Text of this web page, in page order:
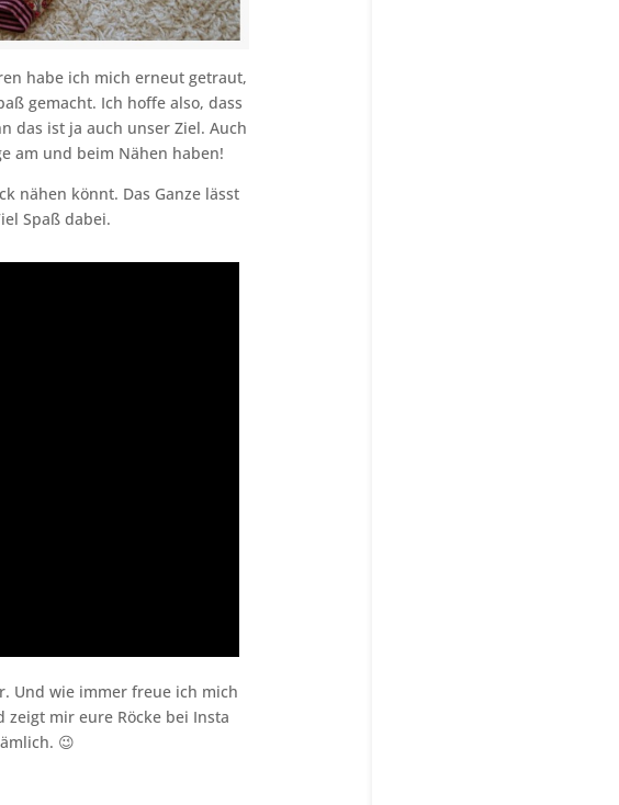
habe ich mich erneut getraut,
gemacht. Ich hoffe also, dass
das ist ja auch unser Ziel. Auch
am und beim Nähen haben!
nähen könnt. Das Ganze lässt
Spaß dabei.
Und wie immer freue ich mich
mir eure Röcke bei Insta
😉